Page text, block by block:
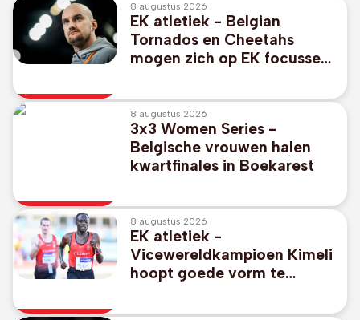
8 augustus 2026
EK atletiek - Belgian
Tornados en Cheetahs
mogen zich op EK focussen
8 augustus 2026
3x3 Women Series -
Belgische vrouwen halen
kwartfinales in Boekarest
8 augustus 2026
EK atletiek -
Vicewereldkampioen Kimeli
hoopt goede vorm te
5.000 meter